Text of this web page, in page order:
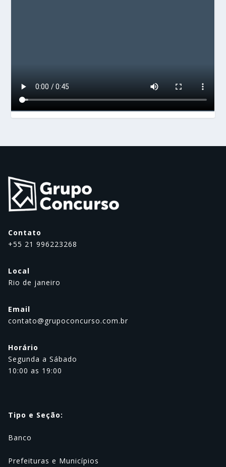
Contato
+55 21 996223268
Local
Rio de janeiro
Email
contato@grupoconcurso.com.br
Horário
Segunda a Sábado
10:00 as 19:00
Tipo e Seção:
Banco
Prefeituras e Municípios